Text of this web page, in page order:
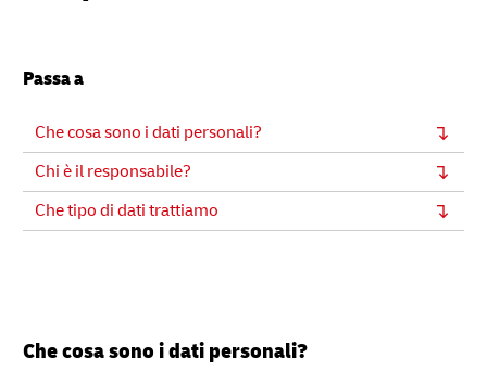
Passa a
Che cosa sono i dati personali?
Chi è il responsabile?
Che tipo di dati trattiamo
Che cosa sono i dati personali?